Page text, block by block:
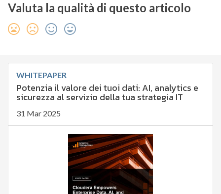
Valuta la qualità di questo articolo
WHITEPAPER
Potenzia il valore dei tuoi dati: AI, analytics e
sicurezza al servizio della tua strategia IT
31 Mar 2025